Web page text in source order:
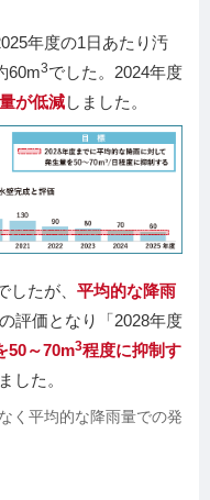
年度の1日あたり汚
60m3でした。2024年度
が低減しました。
たが、 平均的な降雨
の評価となり「2028年度
50～70m3程度に抑制す
した。
く平均的な降雨量での発